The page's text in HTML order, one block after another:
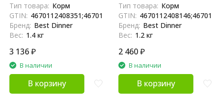
монопротеиновый корм для
собак и щенков всех пород
при пищевой аллергии и
непереносимости с
олениной, в ламистерах - 100
г х 14 шт
Тип товара: Корм
GTIN: 4670112408351;4670112407927
Бренд: Best Dinner
Вес: 1.4 кг
3 136₽
В наличии
В корзину
взрослых собак и щенков
при пищевой аллергии, с
индейкой и уткой, в
консервах - 100 г х 12 шт
Тип товара: Корм
GTIN:
Бренд: Best Dinner
Вес: 1.2 кг
2 460₽
В наличии
В корзину